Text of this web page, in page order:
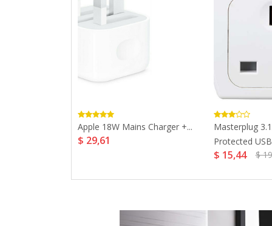
Apple 18W Mains Charger +...
$ 29,61
Masterplug
Protected
$ 15,44 $